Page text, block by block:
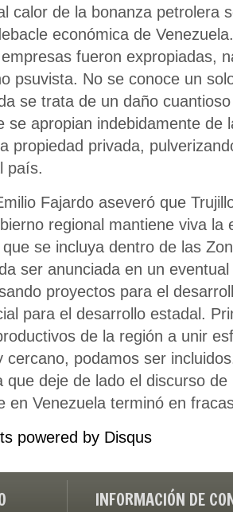
calor de la bonanza petrolera
económica de
fueron expropiadas,
psuvista. No se conoce un
se trata de un daño
se apropian indebidamente de
propiedad privada,
país.
Fajardo aseveró que
regional mantiene viva la
se incluya dentro de las
ser anunciada en un
proyectos para el
para el desarrollo estadal.
de la región a unir
cercano, podamos ser
que deje de lado el discurso
en Venezuela terminó en
powered by Disqus
INFORMACIÓN DE